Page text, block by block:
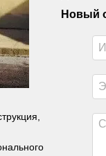
Новый